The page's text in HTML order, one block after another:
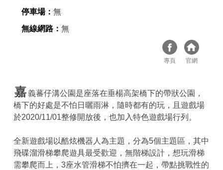
停車場： 無
無線網路： 無
專頁 官網
嘉義蕃仔溝公園是座落在垂楊高架橋下的帶狀公園，
橋下的好處是不怕日曬雨淋，隨時都有的玩，且遊戲場
於2020/11/01整修開放後，也加入特色遊戲場行列。
全新遊戲場以酷炫機器人為主題，分為5個主題區，其中
飛碟溜滑梯攀爬遊具最受歡迎，無階梯設計，想玩滑梯
需攀爬而上，3座水管滑梯不怕擠在一起，帶點挑戰性的